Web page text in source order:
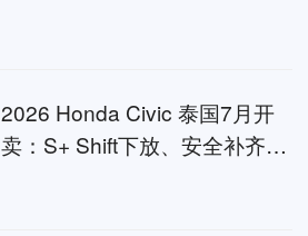
2026 Honda Civic 泰国7月开
卖：S+ Shift下放、安全补齐，